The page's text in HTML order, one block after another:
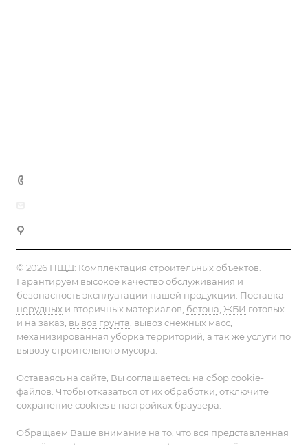
© 2026 ПЩД: Комплектация строительных объектов
Гарантируем высокое качество обслуживания и
безопасность эксплуатации нашей продукции. Поставка
нерудных и вторичных материалов, бетона ЖБИ готовых
и на заказ, вывоз грунта , вывоз снежных масс,
механизированная уборка территорий, а так же услуги по
вывозу строительного мусора
Оставаясь на сайте, Вы соглашаетесь на сбор cookie-
файлов. Чтобы отказаться от их обработки, отключите
сохранение cookies в настройках браузера.
Обращаем Ваше внимание на то, что вся представленная